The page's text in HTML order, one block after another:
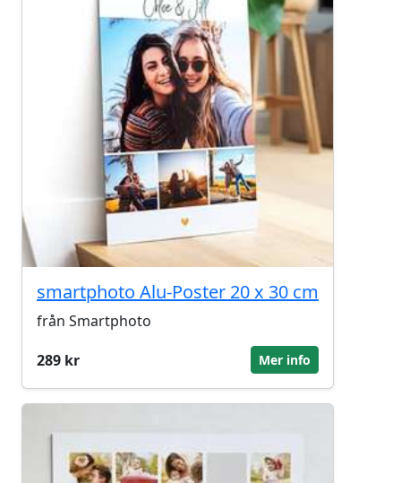
smartphoto Alu-Poster 20 x 30 cm
från Smartphoto
289 kr
Mer info